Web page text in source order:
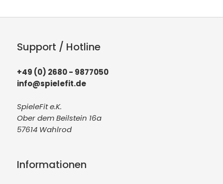
Support / Hotline
+49 (0) 2680 - 9877050
info@spielefit.de
SpieleFit e.K.
Ober dem Beilstein 16a
57614 Wahlrod
Informationen